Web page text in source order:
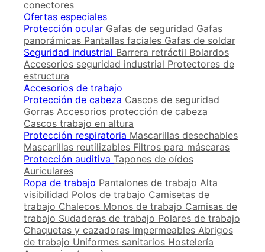
conectores
Ofertas especiales
Protección ocular Gafas de seguridad Gafas
panorámicas Pantallas faciales Gafas de soldar
Seguridad industrial Barrera retráctil Bolardos
Accesorios seguridad industrial Protectores de
estructura
Accesorios de trabajo
Protección de cabeza Cascos de seguridad
Gorras Accesorios protección de cabeza
Cascos trabajo en altura
Protección respiratoria Mascarillas desechables
Mascarillas reutilizables Filtros para máscaras
Protección auditiva Tapones de oídos
Auriculares
Ropa de trabajo Pantalones de trabajo Alta
visibilidad Polos de trabajo Camisetas de
trabajo Chalecos Monos de trabajo Camisas de
trabajo Sudaderas de trabajo Polares de trabajo
Chaquetas y cazadoras Impermeables Abrigos
de trabajo Uniformes sanitarios Hostelería